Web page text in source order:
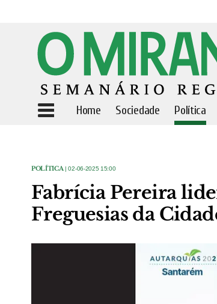
Home Sociedade Política
POLÍTICA | 02-06-2025 15:00
Fabrícia Pereira
Freguesias da